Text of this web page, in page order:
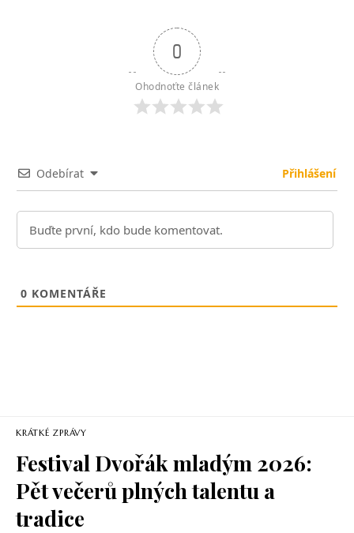
0
Ohodnoťte článek
Odebírat Přihlášení
0 KOMENTÁŘE
KRÁTKÉ ZPRÁVY
Festival Dvořák mladým 2026:
Pět večerů plných talentu a
tradice